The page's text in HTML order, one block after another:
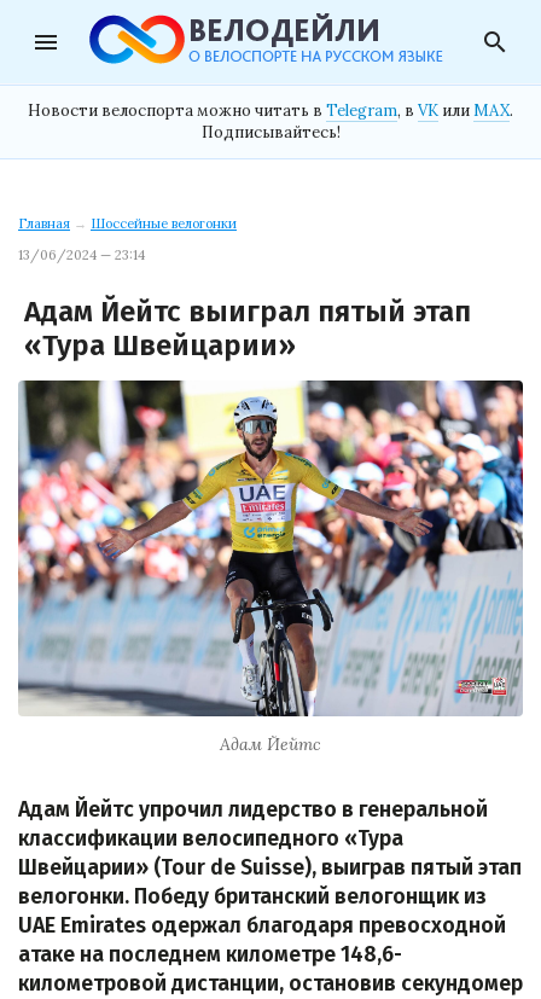
menu search
Новости велоспорта можно читать в Telegram, в VK илиMAX.
Подписывайтесь!
Главная → Шоссейные велогонки
13/06/2024 — 23:14
Адам Йейтс выиграл пятый этап
«Тура Швейцарии»
Адам Йейтс
Адам Йейтс упрочил лидерство в генеральной
классификации велосипедного «Тура
Швейцарии» (Tour de Suisse), выиграв пятый этап
велогонки. Победу британский велогонщик из
UAE Emirates одержал благодаря превосходной
атаке на последнем километре 148,6-
километровой дистанции, остановив секундомер